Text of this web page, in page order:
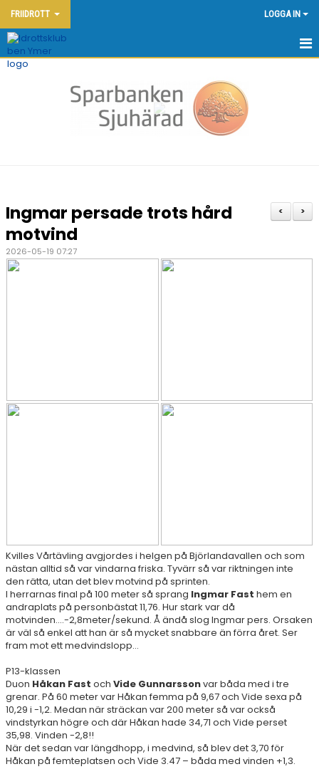
FRIIDROTT LOGGA IN
HEM - FRIIDROTT
DOKUMENT
FRIIDROTTSSKOLAN
MÅNADENS FRIIDROTTARE
>
<
Ingmar persade trots hård
motvind
2026-05-19 07:27
Kvilles Vårtävling avgjordes i helgen på Björlandavallen och som
nästan alltid så var vindarna friska. Tyvärr så var riktningen inte
den rätta, utan det blev motvind på sprinten.
I herrarnas final på 100 meter så sprang Ingmar Fast hem en
andraplats på personbästat 11,76. Hur stark var då
motvinden....-2,8meter/sekund. Å ändå slog Ingmar pers. Orsaken
är väl så enkel att han är så mycket snabbare än förra året. Ser
fram mot ett medvindslopp...
P13-klassen
Duon Håkan Fast och Vide Gunnarssonvar båda med i tre
grenar. På 60 meter var Håkan femma på 9,67 och Vide sexa på
10,29 i -1,2. Medan när sträckan var 200 meter så var också
vindstyrkan högre och där Håkan hade 34,71 och Vide perset
35,98. Vinden -2,8!!
När det sedan var längdhopp, i medvind, så blev det 3,70 för
Håkan på femteplatsen och Vide 3.47 – båda med vinden +1,3.